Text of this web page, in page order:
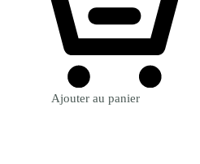
Ajouter au panier